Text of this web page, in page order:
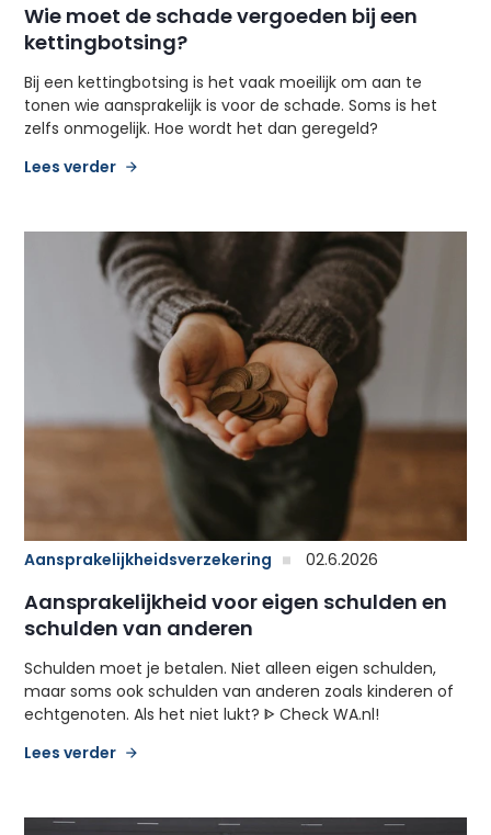
Wie moet de schade vergoeden bij een
kettingbotsing?
Bij een kettingbotsing is het vaak moeilijk om aan te
tonen wie aansprakelijk is voor de schade. Soms is het
zelfs onmogelijk. Hoe wordt het dan geregeld?
Lees verder
Aansprakelijkheidsverzekering 02.6.2026
Aansprakelijkheid voor eigen schulden en
schulden van anderen
Schulden moet je betalen. Niet alleen eigen schulden,
maar soms ook schulden van anderen zoals kinderen of
echtgenoten. Als het niet lukt? ᐈ Check WA.nl!
Lees verder